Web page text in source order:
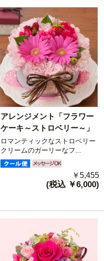
アレンジメント「フラワー
ケーキ～ストロベリー～」
ロマンティックなストロベリー
クリームのガーリーなフ...
￥5,455
(税込 ￥6,000)